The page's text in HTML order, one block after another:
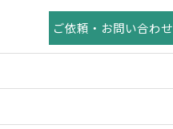
ご依頼・お問い合わせ